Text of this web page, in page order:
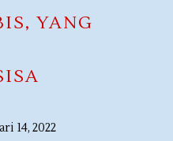
YANG
14, 2022